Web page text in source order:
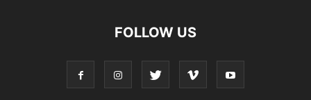
FOLLOW US